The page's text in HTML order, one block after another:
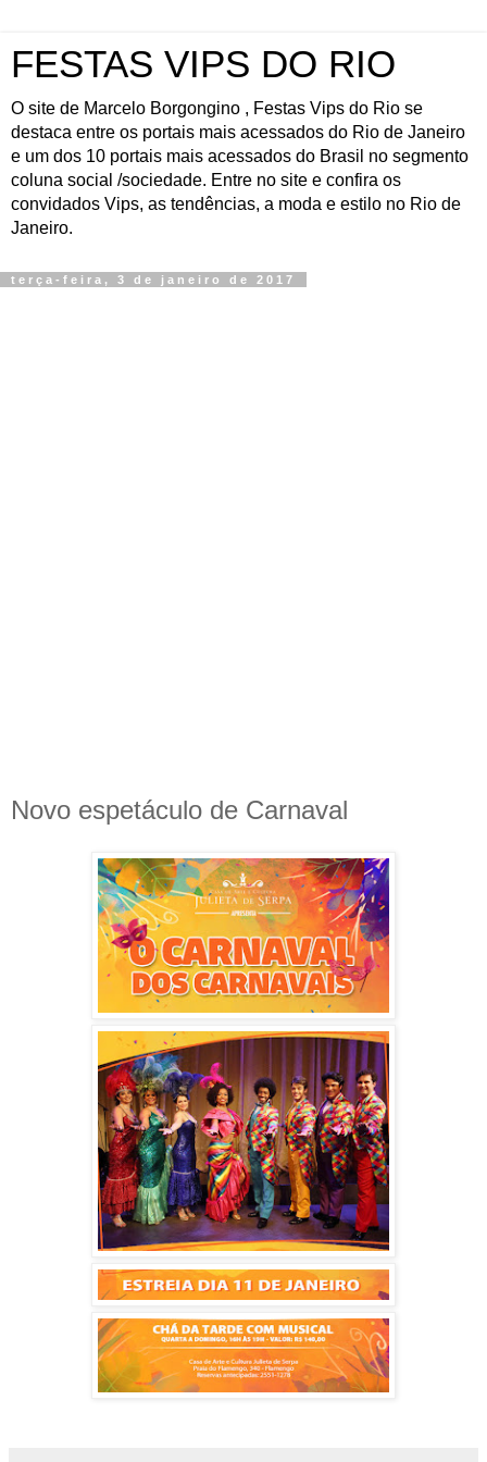
FESTAS VIPS DO RIO
O site de Marcelo Borgongino , Festas Vips do Rio se
destaca entre os portais mais acessados do Rio de Janeiro
e um dos 10 portais mais acessados do Brasil no segmento
coluna social /sociedade. Entre no site e confira os
convidados Vips, as tendências, a moda e estilo no Rio de
Janeiro.
terça-feira, 3 de janeiro de 2017
Novo espetáculo de Carnaval